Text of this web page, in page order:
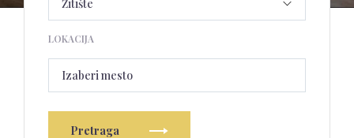
LOKACIJA
Izaberi mesto
Pretraga